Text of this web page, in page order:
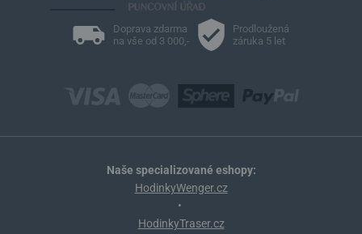
Doprava zdarma
na vše od 3 000,-
Prodloužená
záruka 5 let
Naše specializované eshopy:
HodinkyWenger.cz
•
HodinkyTraser.cz